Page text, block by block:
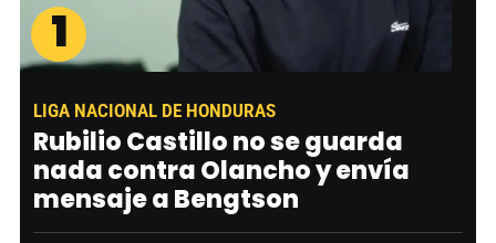
1
LIGA NACIONAL DE HONDURAS
Rubilio Castillo no se guarda
nada contra Olancho y envía
mensaje a Bengtson